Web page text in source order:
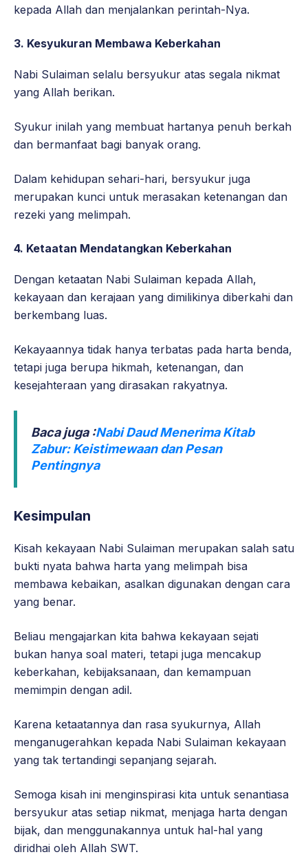
kepada Allah dan menjalankan perintah-Nya.
3. Kesyukuran Membawa Keberkahan
Nabi Sulaiman selalu bersyukur atas segala nikmat
yang Allah berikan.
Syukur inilah yang membuat hartanya penuh berkah
dan bermanfaat bagi banyak orang.
Dalam kehidupan sehari-hari, bersyukur juga
merupakan kunci untuk merasakan ketenangan dan
rezeki yang melimpah.
4. Ketaatan Mendatangkan Keberkahan
Dengan ketaatan Nabi Sulaiman kepada Allah,
kekayaan dan kerajaan yang dimilikinya diberkahi dan
berkembang luas.
Kekayaannya tidak hanya terbatas pada harta benda,
tetapi juga berupa hikmah, ketenangan, dan
kesejahteraan yang dirasakan rakyatnya.
Baca juga :Nabi Daud Menerima Kitab
Zabur: Keistimewaan dan Pesan
Pentingnya
Kesimpulan
Kisah kekayaan Nabi Sulaiman merupakan salah satu
bukti nyata bahwa harta yang melimpah bisa
membawa kebaikan, asalkan digunakan dengan cara
yang benar.
Beliau mengajarkan kita bahwa kekayaan sejati
bukan hanya soal materi, tetapi juga mencakup
keberkahan, kebijaksanaan, dan kemampuan
memimpin dengan adil.
Karena ketaatannya dan rasa syukurnya, Allah
menganugerahkan kepada Nabi Sulaiman kekayaan
yang tak tertandingi sepanjang sejarah.
Semoga kisah ini menginspirasi kita untuk senantiasa
bersyukur atas setiap nikmat, menjaga harta dengan
bijak, dan menggunakannya untuk hal-hal yang
diridhai oleh Allah SWT.